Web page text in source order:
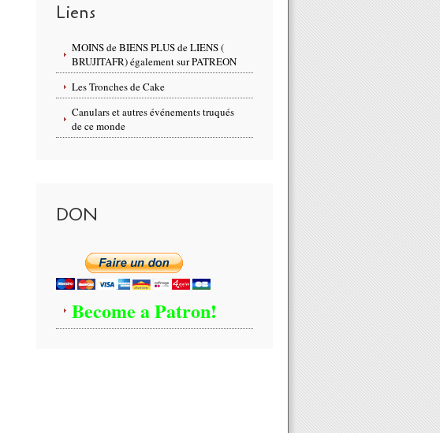
Liens
MOINS de BIENS PLUS de LIENS (
BRUJITAFR) également sur PATREON
Les Tronches de Cake
Canulars et autres événements truqués
de ce monde
DON
Become a Patron!